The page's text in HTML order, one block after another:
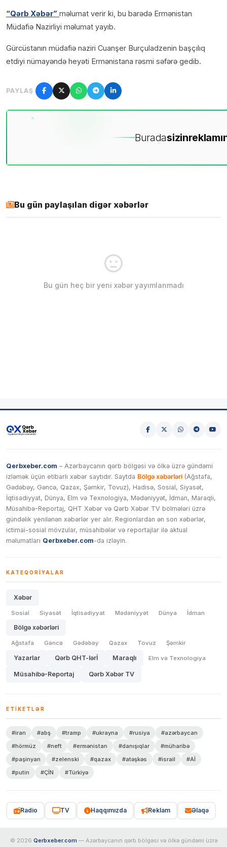
“Qərb Xəbər” məlumat verir ki, bu barədə Ermənistan
Müdafiə Nazirliyi məlumat yayıb.
Gürcüstanın müdafiə naziri Cuanşer Burçuladzenin başçılıq
etdiyi nümayəndə heyəti Ermənistana rəsmi səfərə gedib.
PAYLAŞ
Buradasizin
Bu gün paylaşılan digər xəbərlər
Bu gün heç bir yeni xəbər yayımlanmadı
Qerbxeber.com – Azərbaycanın qərb bölgəsi və ölkə üzrə gündəmi
izləmək üçün etibarlı xəbər saytıdır. Saytda Bölgə xəbərləri (Ağstafa,
Gədəbəy, Gəncə, Qazax, Şəmkir, Tovuz), Hadisə, Sosial, Siyasət,
İqtisadiyyat, Dünya, Elm və Texnologiya, Mədəniyyət, İdman, Maraqlı,
Müsahibə-Reportaj, QHT Xəbər və Qərb Xəbər TV bölmələri üzrə
gündəlik yenilənən xəbərlər yer alır. Regionlardan ən son xəbərlər,
ictimai-sosial mövzular, müsahibələr və reportajlar ilə aktual
məlumatları Qerbxeber.com-da izləyin.
KATEQORIYALAR
Xəbər
Sosial Siyasət İqtisadiyyat Mədəniyyət Dünya İdman
Bölgə xəbərləri
Ağstafa Gəncə Gədəbəy Qazax Tovuz Şəmkir
Yazarlar Qərb QHT-lərİ Maraqlı Elm və Texnologiya
Müsahibə-Reportaj Qərb Xəbər TV
ETIKETLƏR
#iran #abş #tramp #ukrayna #rusiya
#azərbaycan
#hörmüz
#neft #ermənistan #danışıqlar
#müharibə
#paşinyan
#zelenski #qazax #atəşkəs #israil
#Aİ
#putin
#ÇİN #Türkiyə
Radio TV Haqqımızda Reklam Əlaqə
© 2026 Qerbxeber.com — Azərbaycanın qərb bölgəsi və ölkə gündəmi üzrə